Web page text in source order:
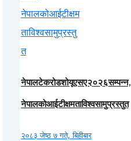
नेपालटेकरोडशोयूएसए२०२६सम्पन्न,
नेपालकोआईटीक्षमताविश्वसामुप्रस्तुत
२०८३ जेष्ठ ७ गते, बिहीबार